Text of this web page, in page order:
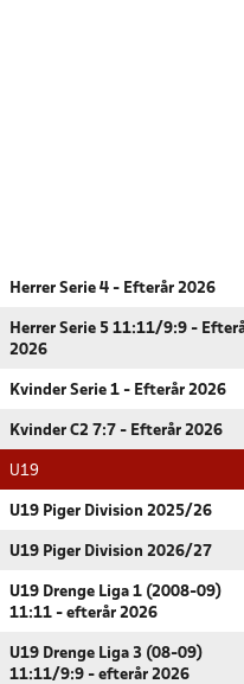
Herrer Serie 4 - Efterår 2026
Herrer Serie 5 11:11/9:9 -
2026
Kvinder Serie 1 - Efterår 2026
Kvinder C2 7:7 - Efterår 2026
U19
U19 Piger Division 2025/26
U19 Piger Division 2026/27
U19 Drenge Liga 1 (2008-09)
11:11 - efterår 2026
U19 Drenge Liga 3 (08-09)
11:11/9:9 - efterår 2026